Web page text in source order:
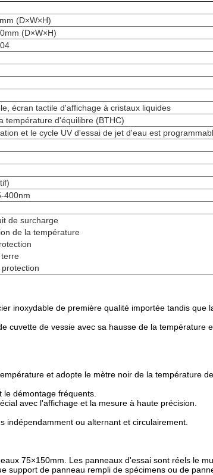
(D×W×H)
(D×W×H)
écran tactile d'affichage à cristaux liquides
température d'équilibre (BTHC)
et le cycle UV d'essai de jet d'eau est
400nm
de surcharge
de la température
inoxydable de première qualité importée tandis que
cuvette de vessie avec sa hausse de la température
et adopte le mètre noir de la température
démontage fréquents.
avec l'affichage et la mesure à haute précision.
indépendamment ou alternant et circulairement.
75×150mm. Les panneaux d'essai sont réels le
support de panneau rempli de spécimens ou de